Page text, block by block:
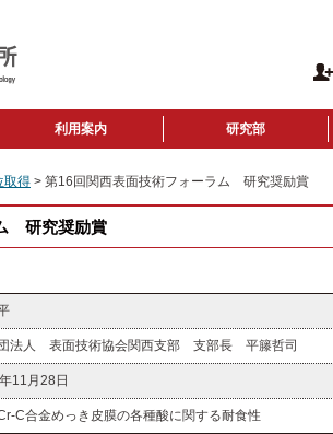
利用案内 研究部
取得 > 第16回関西表面技術フォーラム 研究奨励賞
研究奨励賞
法人 表面技術協会関西支部 支部長 平籐哲司
11月28日
C合金めっき皮膜の各種酸に関する耐食性